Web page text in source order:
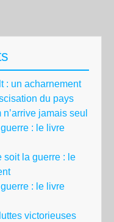
: un acharnement
du pays
n’arrive jamais seul
: le livre
soit la guerre : le
: le livre
victorieuses